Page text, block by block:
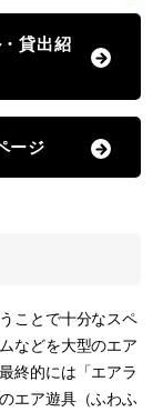
貸出紹
ージ
ことで十分なスペ
などを大型のエア
終的には「エアラ
エア遊具（ふわふ